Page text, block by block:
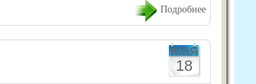
Подробнее
мая
18